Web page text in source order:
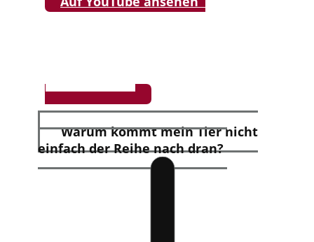
Warum kommt mein Tier nicht
einfach der Reihe nach dran?